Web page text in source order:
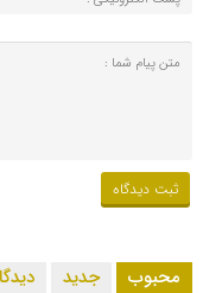
محبوب جدید